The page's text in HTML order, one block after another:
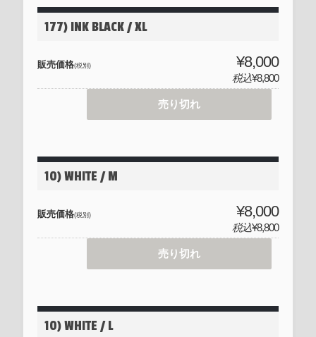
177) INK BLACK / XL
販売価格(税別) ¥8,000
税込¥8,800
売り切れ
10) WHITE / M
販売価格(税別) ¥8,000
税込¥8,800
売り切れ
10) WHITE / L